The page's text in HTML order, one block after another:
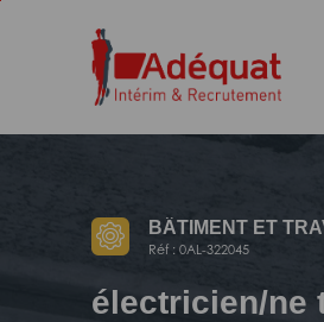
navigation
BÂTIMENT ET
Réf : 0AL-322045
électricien/ne